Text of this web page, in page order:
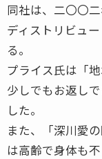
同社は、二〇〇
ディストリビュ
る。
プライス氏は「
少しでもお返し
した。
また、「深川愛
は高齢で身体も不